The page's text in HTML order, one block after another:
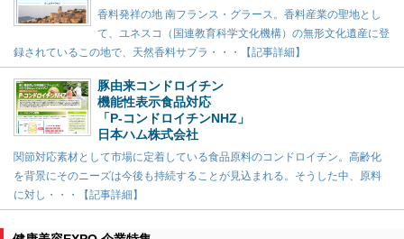
香料発祥の地 南フランス・グラース。香料産業の聖地とし
て、ユネスコ（国連教育科学文化機構）の無形文化遺産に登
録されているこの地で、天然香料サプラ・・・【記事詳細】
豚由来コンドロイチン
機能性表示食品対応
「P-コンドロイチンNHZ」
日本ハム株式会社
関節対応素材として市場に定着している食品原料のコンドロイチン。高齢化
を背景にそのニーズは今後も持続することが見込まれる。そうした中、原料
に対し・・・【記事詳細】